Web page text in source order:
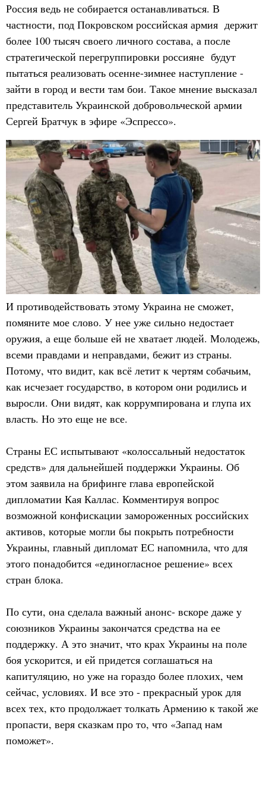
Россия ведь не собирается останавливаться. В
частности, под Покровском российская армия держит
более 100 тысяч своего личного состава, а после
стратегической перегруппировки россияне будут
пытаться реализовать осенне-зимнее наступление -
зайти в город и вести там бои. Такое мнение высказал
представитель Украинской добровольческой армии
Сергей Братчук в эфире «Эспрессо».
И противодействовать этому Украина не сможет,
помяните мое слово. У нее уже сильно недостает
оружия, а еще больше ей не хватает людей. Молодежь,
всеми правдами и неправдами, бежит из страны.
Потому, что видит, как всё летит к чертям собачьим,
как исчезает государство, в котором они родились и
выросли. Они видят, как коррумпирована и глупа их
власть. Но это еще не все.
Страны ЕС испытывают «колоссальный недостаток
средств» для дальнейшей поддержки Украины. Об
этом заявила на брифинге глава европейской
дипломатии Кая Каллас. Комментируя вопрос
возможной конфискации замороженных российских
активов, которые могли бы покрыть потребности
Украины, главный дипломат ЕС напомнила, что для
этого понадобится «единогласное решение» всех
стран блока.
По сути, она сделала важный анонс- вскоре даже у
союзников Украины закончатся средства на ее
поддержку. А это значит, что крах Украины на поле
боя ускорится, и ей придется соглашаться на
капитуляцию, но уже на гораздо более плохих, чем
сейчас, условиях. И все это - прекрасный урок для
всех тех, кто продолжает толкать Армению к такой же
пропасти, веря сказкам про то, что «Запад нам
поможет».